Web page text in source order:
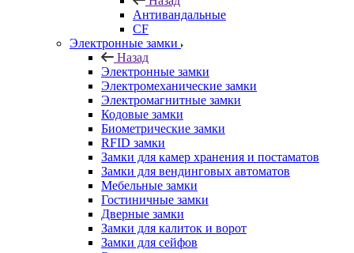
Антивандальные
CF
Электронные замки
Назад
Электронные замки
Электромеханические замки
Электромагнитные замки
Кодовые замки
Биометрические замки
RFID замки
Замки для камер хранения и постаматов
Замки для вендинговых автоматов
Мебельные замки
Гостиничные замки
Дверные замки
Замки для калиток и ворот
Замки для сейфов